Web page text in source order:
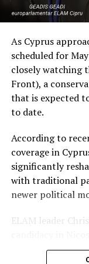
VIDEO
As Cyprus
scheduled for
closely watching
Front), a
that is expected
to date.
According to
coverage in
significantly
with traditional
newer political
ELAM leader
intensive